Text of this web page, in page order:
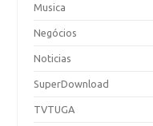
Musica
Negócios
Noticias
SuperDownload
TVTUGA